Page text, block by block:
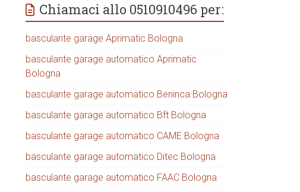
Chiamaci allo 0510910496 per:
basculante garage Aprimatic Bologna
basculante garage automatico Aprimatic
Bologna
basculante garage automatico Beninca Bologna
basculante garage automatico Bft Bologna
basculante garage automatico CAME Bologna
basculante garage automatico Ditec Bologna
basculante garage automatico FAAC Bologna